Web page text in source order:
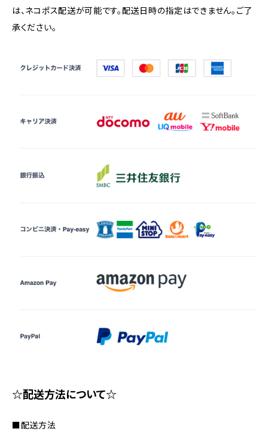
は、ネコポス配送が可能です。配送日時の指定はできません。ご了
承ください。
☆配送方法について☆
■配送方法